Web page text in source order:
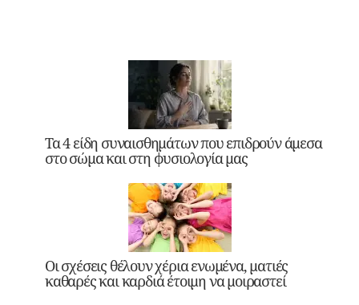
Τα 4 είδη συναισθημάτων που επιδρούν άμεσα
στο σώμα και στη φυσιολογία μας
Οι σχέσεις θέλουν χέρια ενωμένα, ματιές
καθαρές και καρδιά έτοιμη να μοιραστεί